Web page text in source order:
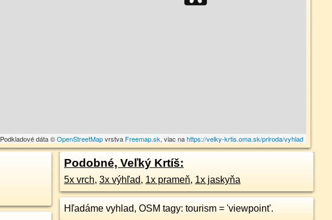
Podkladové dáta ©OpenStreetMapvrstva Freemap.sk, viac nahttps://velky-krtis.oma.sk/priroda/vyhlad
Podobné, Veľký Krtíš:
5x vrch, 3x výhľad, 1x prameň, 1x jaskyňa
Hľadáme vyhlad, OSM tagy: tourism = 'viewpoint'.